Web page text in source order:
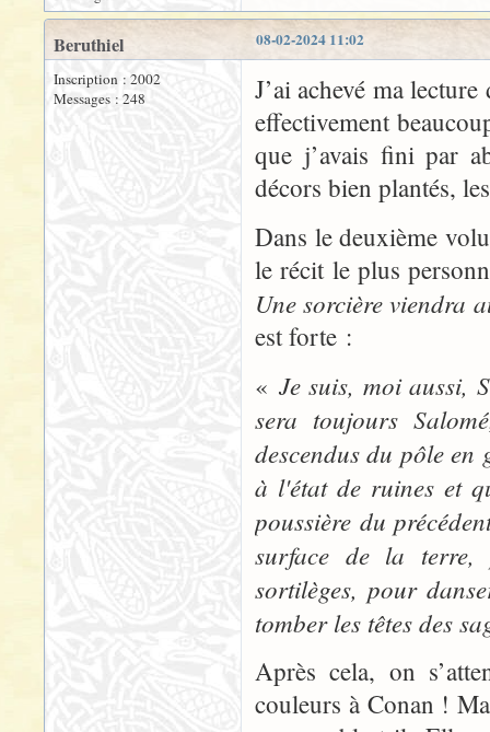
08-02-2024 11:02
Beruthiel
Inscription : 2002
Messages : 248
J’ai achevé ma
effectivement
que j’avais fini par
décors bien plantés,
Dans le deuxième
le récit le plus
Une sorcière viendra
est forte :
« Je suis, moi aussi,
sera toujours
descendus du pôle
à l'état de ruines et
poussière du
surface de la terre,
sortilèges, pour
tomber les têtes des
Après cela, on
couleurs à Conan !